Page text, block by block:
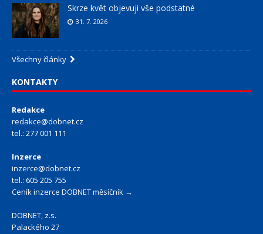
Skrze květ objevuji vše podstatné
31. 7. 2026
Všechny články
KONTAKTY
Redakce
redakce@dobnet.cz
tel.: 277 001 111
Inzerce
inzerce@dobnet.cz
tel.: 605 205 755
Ceník inzerce DOBNET měsíčník →
DOBNET, z.s.
Palackého 27